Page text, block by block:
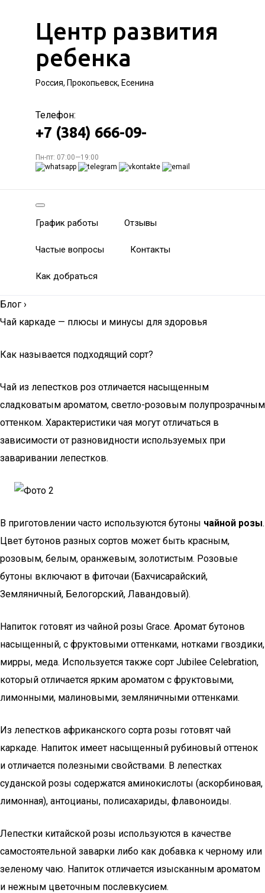
Центр развития
ребенка
Россия, Прокопьевск, Есенина
Телефон:
+7 (384) 666-09-
Пн-пт: 07:00—19:00
График работы Отзывы
Частые вопросы Контакты
Как добраться
Блог ›
Чай каркаде — плюсы и минусы для здоровья
Как называется подходящий сорт?
Чай из лепестков роз отличается насыщенным
сладковатым ароматом, светло-розовым полупрозрачным
оттенком. Характеристики чая могут отличаться в
зависимости от разновидности используемых при
заваривании лепестков.
В приготовлении часто используются бутоны чайной розы.
Цвет бутонов разных сортов может быть красным,
розовым, белым, оранжевым, золотистым. Розовые
бутоны включают в фиточаи (Бахчисарайский,
Земляничный, Белогорский, Лавандовый).
Напиток готовят из чайной розы Grace. Аромат бутонов
насыщенный, с фруктовыми оттенками, нотками гвоздики,
мирры, меда. Используется также сорт Jubilee Celebration,
который отличается ярким ароматом с фруктовыми,
лимонными, малиновыми, земляничными оттенками.
Из лепестков африканского сорта розы готовят чай
каркаде. Напиток имеет насыщенный рубиновый оттенок
и отличается полезными свойствами. В лепестках
суданской розы содержатся аминокислоты (аскорбиновая,
лимонная), антоцианы, полисахариды, флавоноиды.
Лепестки китайской розы используются в качестве
самостоятельной заварки либо как добавка к черному или
зеленому чаю. Напиток отличается изысканным ароматом
и нежным цветочным послевкусием.